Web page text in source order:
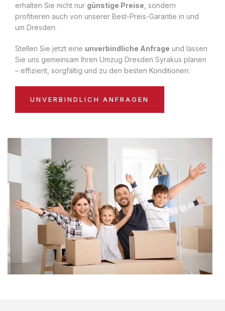
erhalten Sie nicht nur günstige Preise , sondern
profitieren auch von unserer Best-Preis-Garantie in und
um Dresden.
Stellen Sie jetzt eine unverbindliche Anfrage und lassen
Sie uns gemeinsam Ihren Umzug Dresden Syrakus planen
– effizient, sorgfältig und zu den besten Konditionen:
UNVERBINDLICH ANFRAGEN